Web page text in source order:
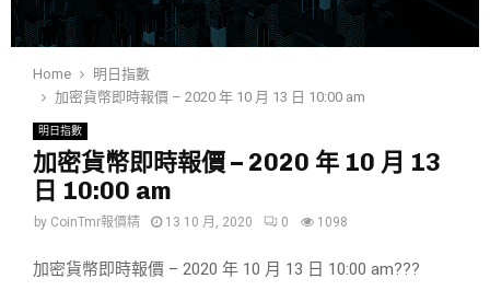
Home
明日指數
加密貨幣即時報價 – 2020 年 10 月 13 日 10:00 am
明日指數
加密貨幣即時報價 – 2020 年 10 月 13
日 10:00 am
by CoinTmr報價精 13 10 月, 2020 0 1098
加密貨幣即時報價 – 2020 年 10 月 13 日 10:00 am???